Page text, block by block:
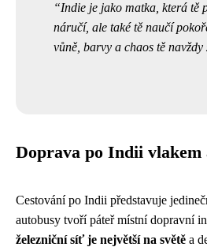
Indie je jako matka, která tě
náručí, ale také tě naučí
vůně, barvy a chaos tě navždy
Doprava po Indii vlakem
Cestování po Indii představuje
autobusy tvoří páteř místní dopravní
železniční síť je největší na světě a